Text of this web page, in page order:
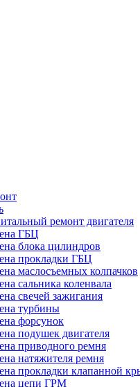
ремонт двигателя
ГБЦ
блока цилиндров
прокладки ГБЦ
маслосъемных колпачков
сальника коленвала
свечей зажигания
турбины
форсунок
подушек двигателя
приводного ремня
натяжителя ремня
прокладки клапанной
цепи ГРМ